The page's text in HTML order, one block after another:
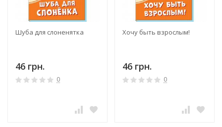
Шуба для слоненятка
46 грн.
0
Хочу быть взрослым!
46 грн.
0